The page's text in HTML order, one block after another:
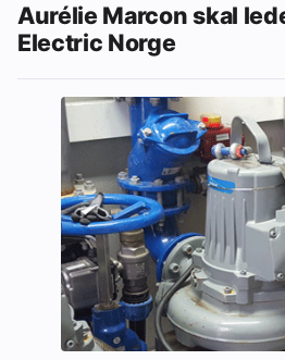
Aurélie Marcon skal
Electric Norge